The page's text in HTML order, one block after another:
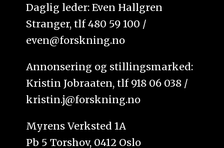
Daglig leder: Even Hallgren
Stranger, tlf 480 59 100 /
even@forskning.no
Annonsering og stillingsmarked:
Kristin Jobraaten, tlf 918 06 038 /
kristin.j@forskning.no
Myrens Verksted 1A
Pb 5 Torshov, 0412 Oslo